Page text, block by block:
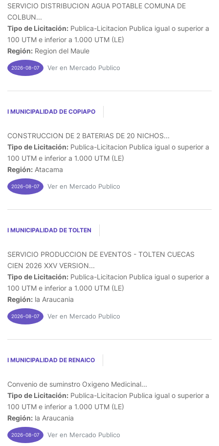
SERVICIO DISTRIBUCION AGUA POTABLE COMUNA DE
COLBUN...
Tipo de Licitación: Publica-Licitacion Publica igual o superior a
100 UTM e inferior a 1.000 UTM (LE)
Región: Region del Maule
2026-08-07 Ver en Mercado Publico
I MUNICIPALIDAD DE COPIAPO
CONSTRUCCION DE 2 BATERIAS DE 20 NICHOS...
Tipo de Licitación: Publica-Licitacion Publica igual o superior a
100 UTM e inferior a 1.000 UTM (LE)
Región: Atacama
2026-08-07 Ver en Mercado Publico
I MUNICIPALIDAD DE TOLTEN
SERVICIO PRODUCCION DE EVENTOS - TOLTEN CUECAS
CIEN 2026 XXV VERSION...
Tipo de Licitación: Publica-Licitacion Publica igual o superior a
100 UTM e inferior a 1.000 UTM (LE)
Región: la Araucania
2026-08-07 Ver en Mercado Publico
I MUNICIPALIDAD DE RENAICO
Convenio de suminstro Oxigeno Medicinal...
Tipo de Licitación: Publica-Licitacion Publica igual o superior a
100 UTM e inferior a 1.000 UTM (LE)
Región: la Araucania
2026-08-07 Ver en Mercado Publico